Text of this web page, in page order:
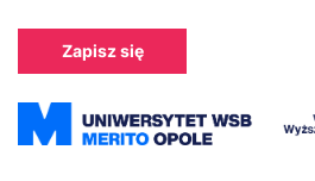
treści
Zapisz się